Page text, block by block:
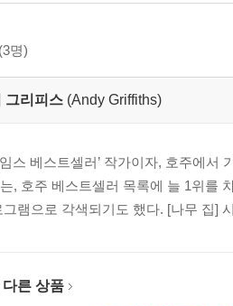
(3명)
그리피스 (Andy Griffiths)
임스 베스트셀러’ 작가이자, 호주에
, 호주 베스트셀러 목록에 늘 1위를
그램으로 각색되기도 했다. [나무 집]
른 상품